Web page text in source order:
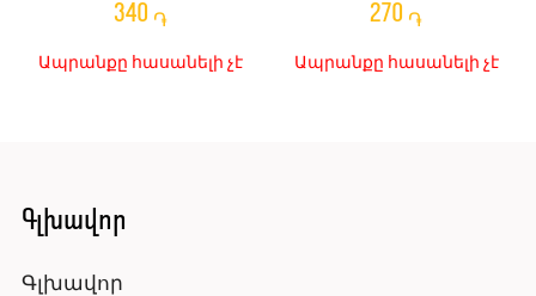
340 ֏
Ապրանքը հասանելի չէ
270 ֏
Ապրանքը հասանելի չէ
Գլխավոր
Գլխավոր